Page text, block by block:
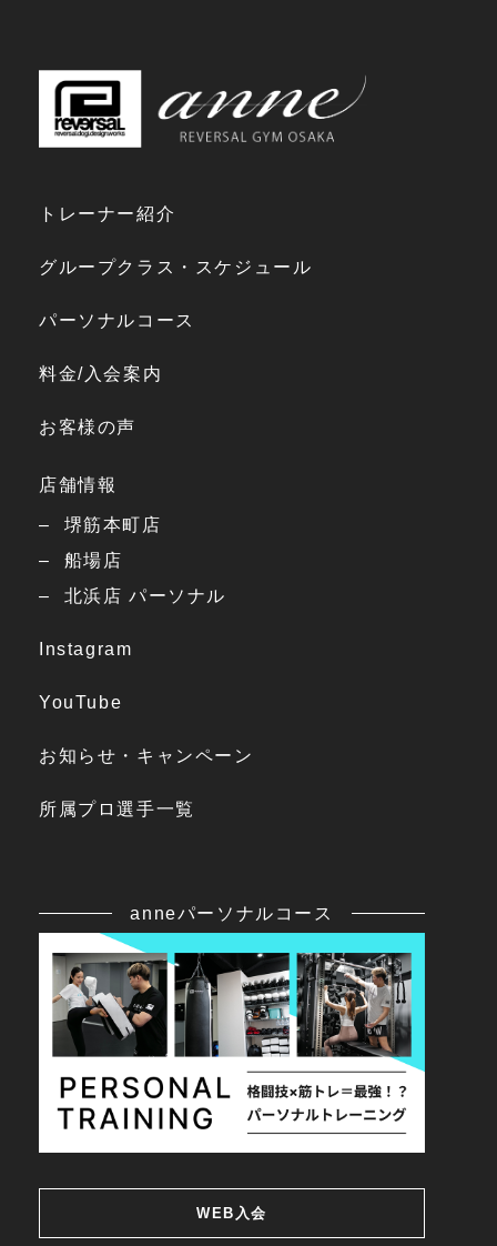
トレーナー紹介
グループクラス・スケジュール
パーソナルコース
料金/入会案内
お客様の声
店舗情報
堺筋本町店
船場店
北浜店 パーソナル
Instagram
YouTube
お知らせ・キャンペーン
所属プロ選手一覧
anneパーソナルコース
WEB入会